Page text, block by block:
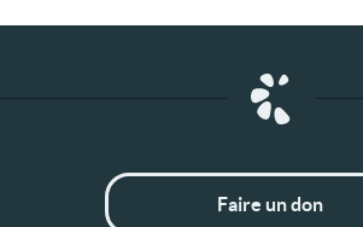
Faire un don